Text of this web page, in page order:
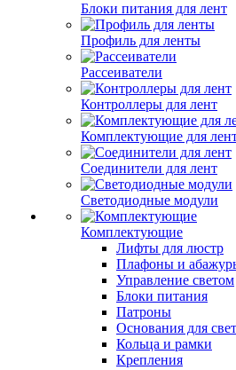
Блоки питания для лент
Профиль для ленты
Рассеиватели
Контроллеры для лент
Комплектующие для
Соединители для лент
Светодиодные модули
Комплектующие
Лифты для люстр
Плафоны и
Управление светом
Блоки питания
Патроны
Основания для
Кольца и рамки
Крепления